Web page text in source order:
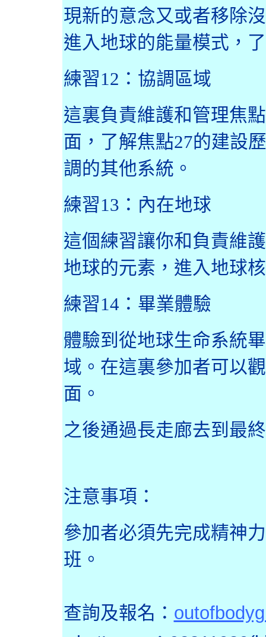
現新的意念又或者移除
進入地球的能量模式，
練習12 ：協調區域
這裏負責維護和管理焦點
面，了解焦點27的建設
調的其他系統。
練習13 ：內在地球
這個練習讓你和負責維
地球的元素，進入地球
練習14 ：畢業體驗
體驗到從地球生命系統
域。在這裏參加者可以
面。
之後通過長走廊去到最
注意事項：
參加者必須先完成精神
班。
查詢及報名 ：